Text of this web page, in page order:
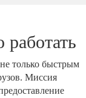
только быстрым
Миссия